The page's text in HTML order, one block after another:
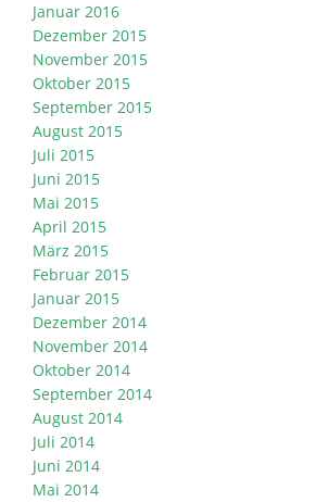
Januar 2016
Dezember 2015
November 2015
Oktober 2015
September 2015
August 2015
Juli 2015
Juni 2015
Mai 2015
April 2015
März 2015
Februar 2015
Januar 2015
Dezember 2014
November 2014
Oktober 2014
September 2014
August 2014
Juli 2014
Juni 2014
Mai 2014